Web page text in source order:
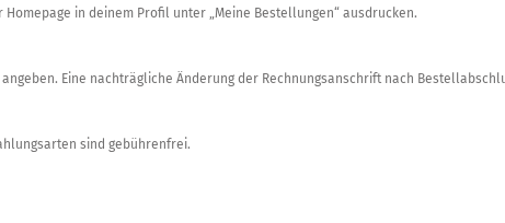
in deinem Profil unter „Meine Bestellungen“ ausdrucken.
Eine nachträgliche Änderung der Rechnungsanschrift nach
sind gebührenfrei.